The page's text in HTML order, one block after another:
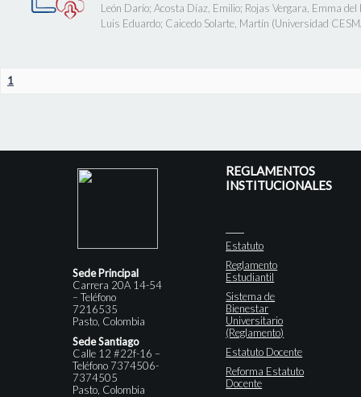
León Darío; Acosta Díaz, Emilio; Rojas Vergara, Emma del
Luis Eduardo; Caicedo Solarte, Martín (Universidad
1
Sede Principal
Carrera 20A 14-54
– Teléfono
7216535
Pasto, Colombia
Sede Santiago
Calle 12 #22f-16 –
Teléfono 7374506-
7374505
Pasto, Colombia
REGLAMENTOS
INSTITUCIONALES
Estatuto
Reglamento
Estudiantil
Sistema de
Bienestar
Universitario
(Reglamento)
Estatuto Docente
Reforma Estatuto
Docente